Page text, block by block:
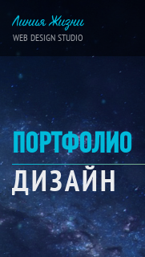
Линия Жизни
WEB DESIGN STUDIO
ПОРТФОЛИО
ДИЗАЙН